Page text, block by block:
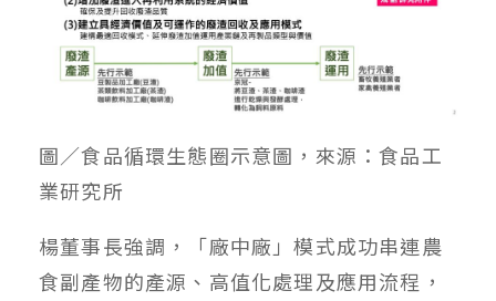
圖／食品循環生態圈示意圖，來源：食品工
業研究所
楊董事長強調，「廠中廠」模式成功串連農
食副產物的產源、高值化處理及應用流程，